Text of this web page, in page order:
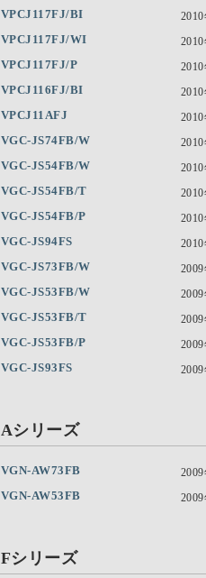
VPCJ117FJ/BI
VPCJ117FJ/WI
VPCJ117FJ/P
VPCJ116FJ/BI
VPCJ11AFJ
VGC-JS74FB/W
VGC-JS54FB/W
VGC-JS54FB/T
VGC-JS54FB/P
VGC-JS94FS
VGC-JS73FB/W
VGC-JS53FB/W
VGC-JS53FB/T
VGC-JS53FB/P
VGC-JS93FS
Aシリーズ
VGN-AW73FB
VGN-AW53FB
Fシリーズ